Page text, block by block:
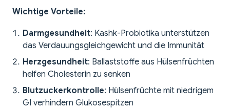
Wichtige Vorteile:
Darmgesundheit: Kashk-Probiotika unterstützen
das Verdauungsgleichgewicht und die Immunität
Herzgesundheit: Ballaststoffe aus Hülsenfrüchten
helfen Cholesterin zu senken
Blutzuckerkontrolle: Hülsenfrüchte mit niedrigem
GI verhindern Glukosespitzen